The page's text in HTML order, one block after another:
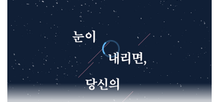
는 강력한 동기가 된다. 자신에게 소중한 인연을 지키려는 의지 앞에
서 판타지적 설정은 독자들을 무리 없이 설득한다. 작가가 작품 안에
서 그려내는 한열음과 최한봄의 연애는 더없이 현실적이며, 우리의
그것과 다르지 않기 때문이다. 짧지만 강렬하고, 가볍게 읽히지만 무
거운 여운을 남기는 『너의 겨울에 다시 내가』는 최고의 흡인력과 마
치 영상을 보듯 생생한 묘사를 통해 독자들을 각자 미련이 남은 사랑
의 어느 한 지점으로 데려간다. 봄이 다가오는 이 시기, 자신의 사랑